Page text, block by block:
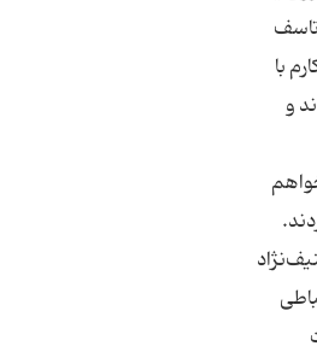
با
و